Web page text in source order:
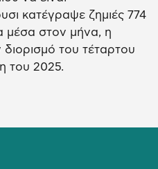
κατέγραψε ζημιές 774
μέσα στον μήνα, η
του τέταρτου
του 2025.